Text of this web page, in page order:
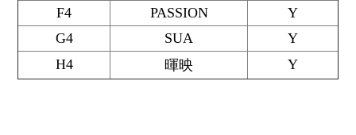
F4
PASSION
Y
G4
SUA
Y
H4
暉映 Y